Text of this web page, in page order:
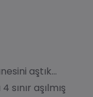
aştık…
sınır aşılmış